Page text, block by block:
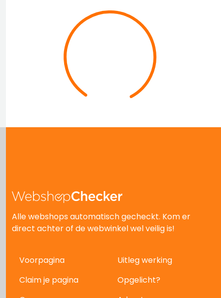
Alle webshops automatisch gecheckt. Kom er
direct achter of de webwinkel wel veilig is!
Voorpagina
Uitleg werking
Claim je pagina
Opgelicht?